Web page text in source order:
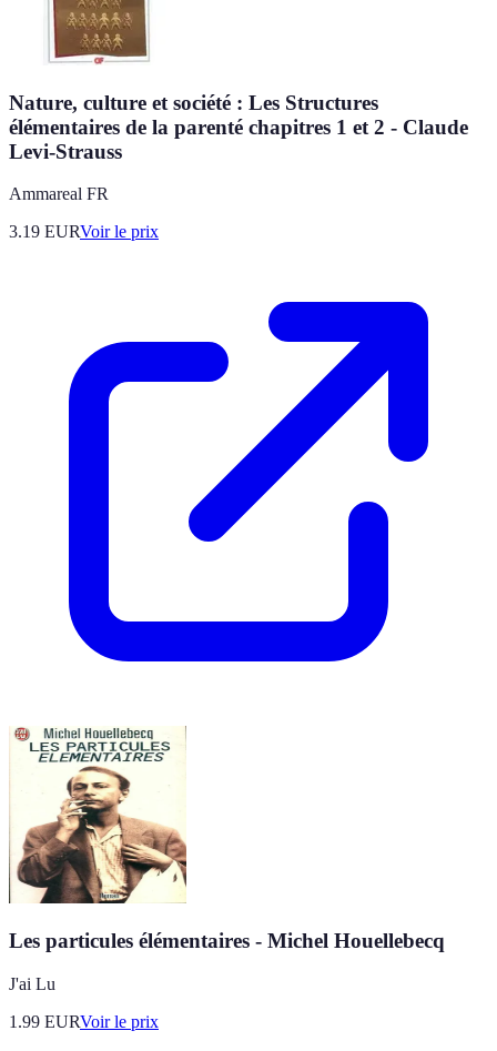
Nature, culture et société : Les Structures
élémentaires de la parenté chapitres 1 et 2 - Claude
Levi-Strauss
Ammareal FR
3.19 EURVoir le prix
Les particules élémentaires - Michel Houellebecq
J'ai Lu
1.99 EURVoir le prix